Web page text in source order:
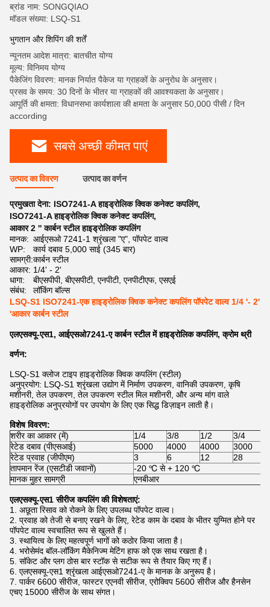
ब्रांड नाम: SONGQIAO
मॉडल संख्या: LSQ-S1
भुगतान और शिपिंग की शर्तें
न्यूनतम आदेश मात्रा: बातचीत योग्य
मूल्य: विनिमय योग्य
पैकेजिंग विवरण: मानक निर्यात पैकेज या ग्राहकों के अनुरोध के अनुसार।
प्रसव के समय: 30 दिनों के भीतर या ग्राहकों की आवश्यकता के अनुसार।
आपूर्ति की क्षमता: विधानसभा कार्यशाला की क्षमता के अनुसार 50,000 पीसी / दिन
according
सबसे अच्छी कीमत पाएं
उत्पाद का विवरण उत्पाद का वर्णन
प्रमुखता देना: ISO7241-A हाइड्रोलिक क्विक कनेक्ट कपलिंग,
ISO7241-A हाइड्रोलिक क्विक कनेक्ट कपलिंग,
आकार 2 '' कार्बन स्टील हाइड्रोलिक कपलिंग
मानक: आईएसओ 7241-1 श्रृंखला "ए", पॉपपेट वाल्व
WP:
कार्य दबाव 5,000 साई (345 बार)
सामग्री:कार्बन स्टील
आकार: 1/4' - 2'
धागा:
बीएसपीपी, बीएसपीटी, एनपीटी, एनपीटीएफ, एसएई
संबंध:
लॉकिंग बॉल्स
LSQ-S1 ISO7241-एक हाइड्रोलिक क्विक कनेक्ट कपलिंग पॉपपेट वाल्व 1/4 '- 2'
'आकार कार्बन स्टील
एलएसक्यू-एस1, आईएसओ7241-ए कार्बन स्टील में हाइड्रोलिक कपलिंग, क्रोम थ्री
वर्णन:
LSQ-S1 क्लोज टाइप हाइड्रोलिक क्विक कपलिंग (स्टील)
अनुप्रयोग: LSQ-S1 श्रृंखला उद्योग में निर्माण उपकरण, वानिकी उपकरण, कृषि
मशीनरी, तेल उपकरण, तेल उपकरण स्टील मिल मशीनरी, और अन्य मांग वाले
हाइड्रोलिक अनुप्रयोगों पर उपयोग के लिए एक सिद्ध डिज़ाइन लाती है।
विशेष विवरण:
शरीर का आकार (में)
1/4 3/8 1/2 3/4
रेटेड दबाव (पीएसआई)
5000 4000 4000 3000
रेटेड प्रवाह (जीपीएम)
3 6 12 28
तापमान रेंज (एसटीडी जवानों)
-20 ℃ से + 120 ℃
मानक मुहर सामग्री
एनबीआर
एलएसक्यू-एस1 सीरीज कपलिंग की विशेषताएं:
1. अछूता रिसाव को रोकने के लिए उपलब्ध पॉपपेट वाल्व।
2. प्रवाह को तेजी से बनाए रखने के लिए, रेटेड काम के दबाव के भीतर युग्मित होने पर
पॉपपेट वाल्व स्वचालित रूप से खुलते हैं।
3. स्थायित्व के लिए महत्वपूर्ण भागों को कठोर किया जाता है।
4. भरोसेमंद बॉल-लॉकिंग मैकेनिज्म मेटिंग हाफ को एक साथ रखता है।
5. सॉकेट और प्लग ठोस बार स्टॉक से सटीक रूप से तैयार किए गए हैं।
6. एलएसक्यू-एस1 श्रृंखला आईएसओ7241-ए के मानक के अनुरूप है।
7. पार्कर 6600 सीरीज, फास्टर एएनवी सीरीज, एरोक्विप 5600 सीरीज और हैनसेन
एचए 15000 सीरीज के साथ संगत।